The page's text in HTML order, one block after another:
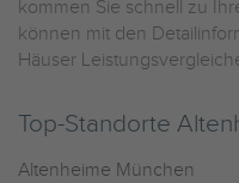
kommen Sie schnell zu
können mit den
Häuser
Top-Standorte
Altenheime München